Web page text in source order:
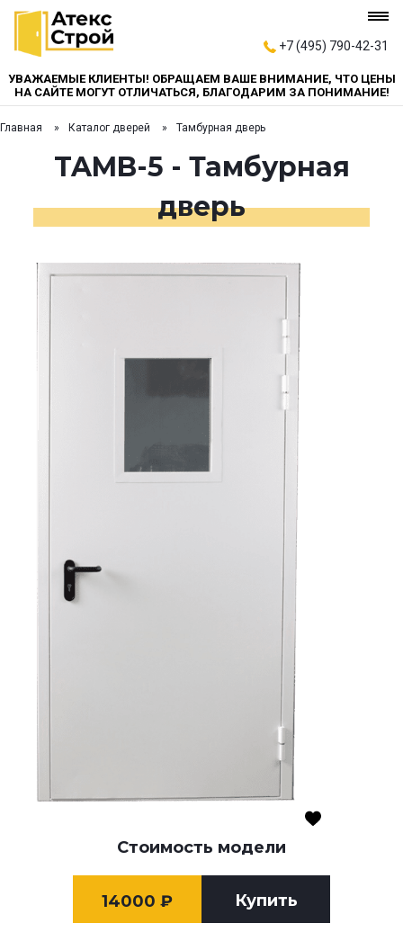
+7 (495) 790-42-31
УВАЖАЕМЫЕ КЛИЕНТЫ! ОБРАЩАЕМ ВАШЕ ВНИМАНИЕ, ЧТО ЦЕНЫ
НА САЙТЕ МОГУТ ОТЛИЧАТЬСЯ, БЛАГОДАРИМ ЗА ПОНИМАНИЕ!
Главная Каталог дверей Тамбурная дверь
TAMB-5 - Тамбурная
дверь
Стоимость модели
14000 ₽ Купить